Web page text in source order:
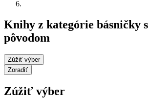
Knihy z kategórie básničky s
pôvodom
Zúžiť výber
Zoradiť
Zúžiť výber